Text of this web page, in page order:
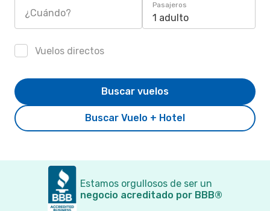
¿Cuándo?
Pasajeros
1 adulto
Vuelos directos
Buscar Vuelo + Hotel
Buscar vuelos
Estamos orgullosos de ser un
negocio acreditado por BBB®